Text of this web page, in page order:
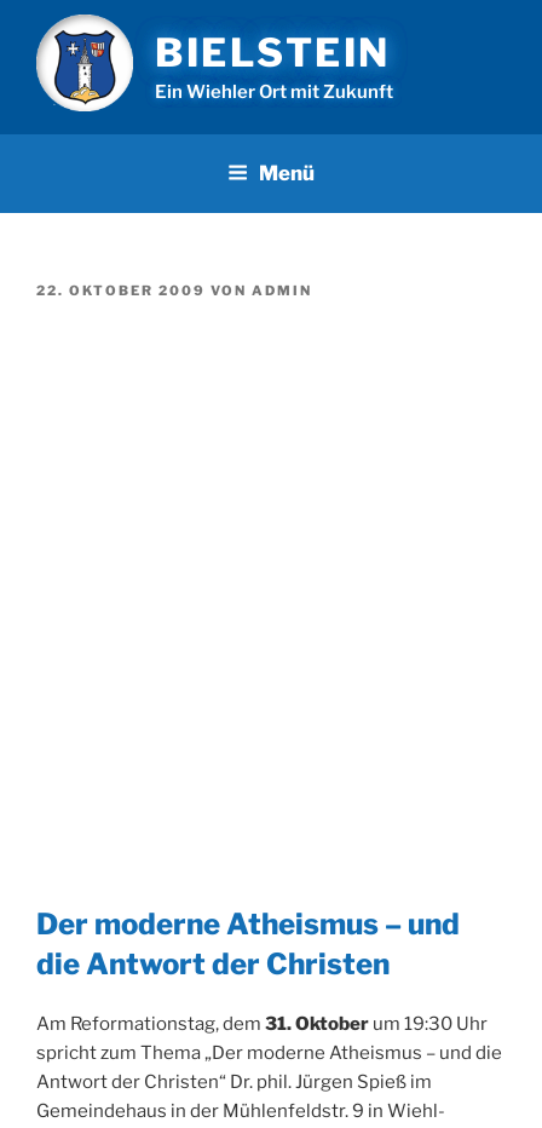
Inhalt
springen
BIELSTEIN
Ein Wiehler Ort mit Zukunft
Menü
VERÖFFENTLICHT
22. OKTOBER 2009 VON ADMIN
Der moderne Atheismus – und
die Antwort der Christen
Am Reformationstag, dem 31. Oktober um 19:30 Uhr
spricht zum Thema „Der moderne Atheismus – und die
Antwort der Christen“ Dr. phil. Jürgen Spieß im
Gemeindehaus in der Mühlenfeldstr. 9 in Wiehl-